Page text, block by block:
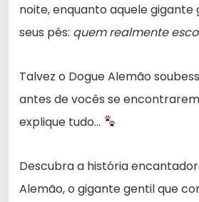
noite, enquanto aquele gigante
seus pés: quem realmente
Talvez o Dogue Alemão
antes de vocês se
explique tudo…
Descubra a história
Alemão, o gigante gentil que